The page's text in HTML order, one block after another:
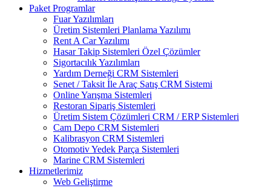
Paket Programlar
Fuar Yazılımları
Üretim Sistemleri Planlama Yazılımı
Rent A Car Yazılımı
Hasar Takip Sistemleri Özel Çözümler
Sigortacılık Yazılımları
Yardım Derneği CRM Sistemleri
Senet / Taksit İle Araç Satış CRM Sistemi
Online Yarışma Sistemleri
Restoran Sipariş Sistemleri
Üretim Sistem Çözümleri CRM / ERP Sistemleri
Cam Depo CRM Sistemleri
Kalibrasyon CRM Sistemleri
Otomotiv Yedek Parça Sistemleri
Marine CRM Sistemleri
Hizmetlerimiz
Web Geliştirme